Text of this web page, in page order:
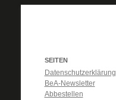
SEITEN
Datenschutzerklärung
BeA-Newsletter
Abbestellen